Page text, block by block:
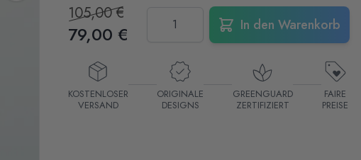
105,00 €
79,00 € In den Warenkorb
KOSTENLOSER
VERSAND
ORIGINALE
DESIGNS
GREENGUARD
ZERTIFIZIERT
FAIRE
PREISE